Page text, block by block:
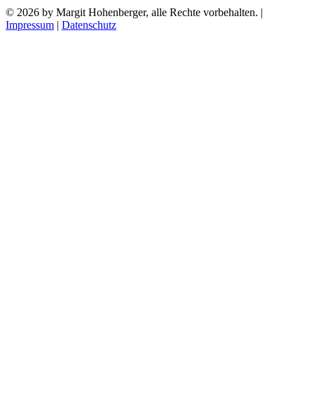
© 2026 by Margit Hohenberger, alle Rechte vorbehalten. |
Impressum | Datenschutz